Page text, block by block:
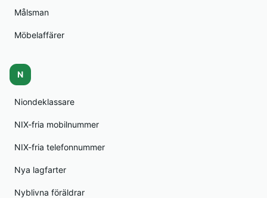
Målsman
Möbelaffärer
N
Niondeklassare
NIX-fria mobilnummer
NIX-fria telefonnummer
Nya lagfarter
Nyblivna föräldrar